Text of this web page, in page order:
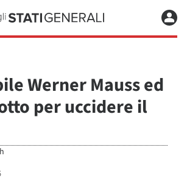
Werner Mauss ed
per uccidere il